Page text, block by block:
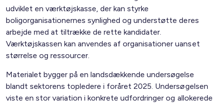
udviklet en værktøjskasse, der kan styrke
boligorganisationernes synlighed og understøtte deres
arbejde med at tiltrække de rette kandidater.
Værktøjskassen kan anvendes af organisationer uanset
størrelse og ressourcer.
Materialet bygger på en landsdækkende undersøgelse
blandt sektorens topledere i foråret 2025. Undersøgelsen
viste en stor variation i konkrete udfordringer og allokerede